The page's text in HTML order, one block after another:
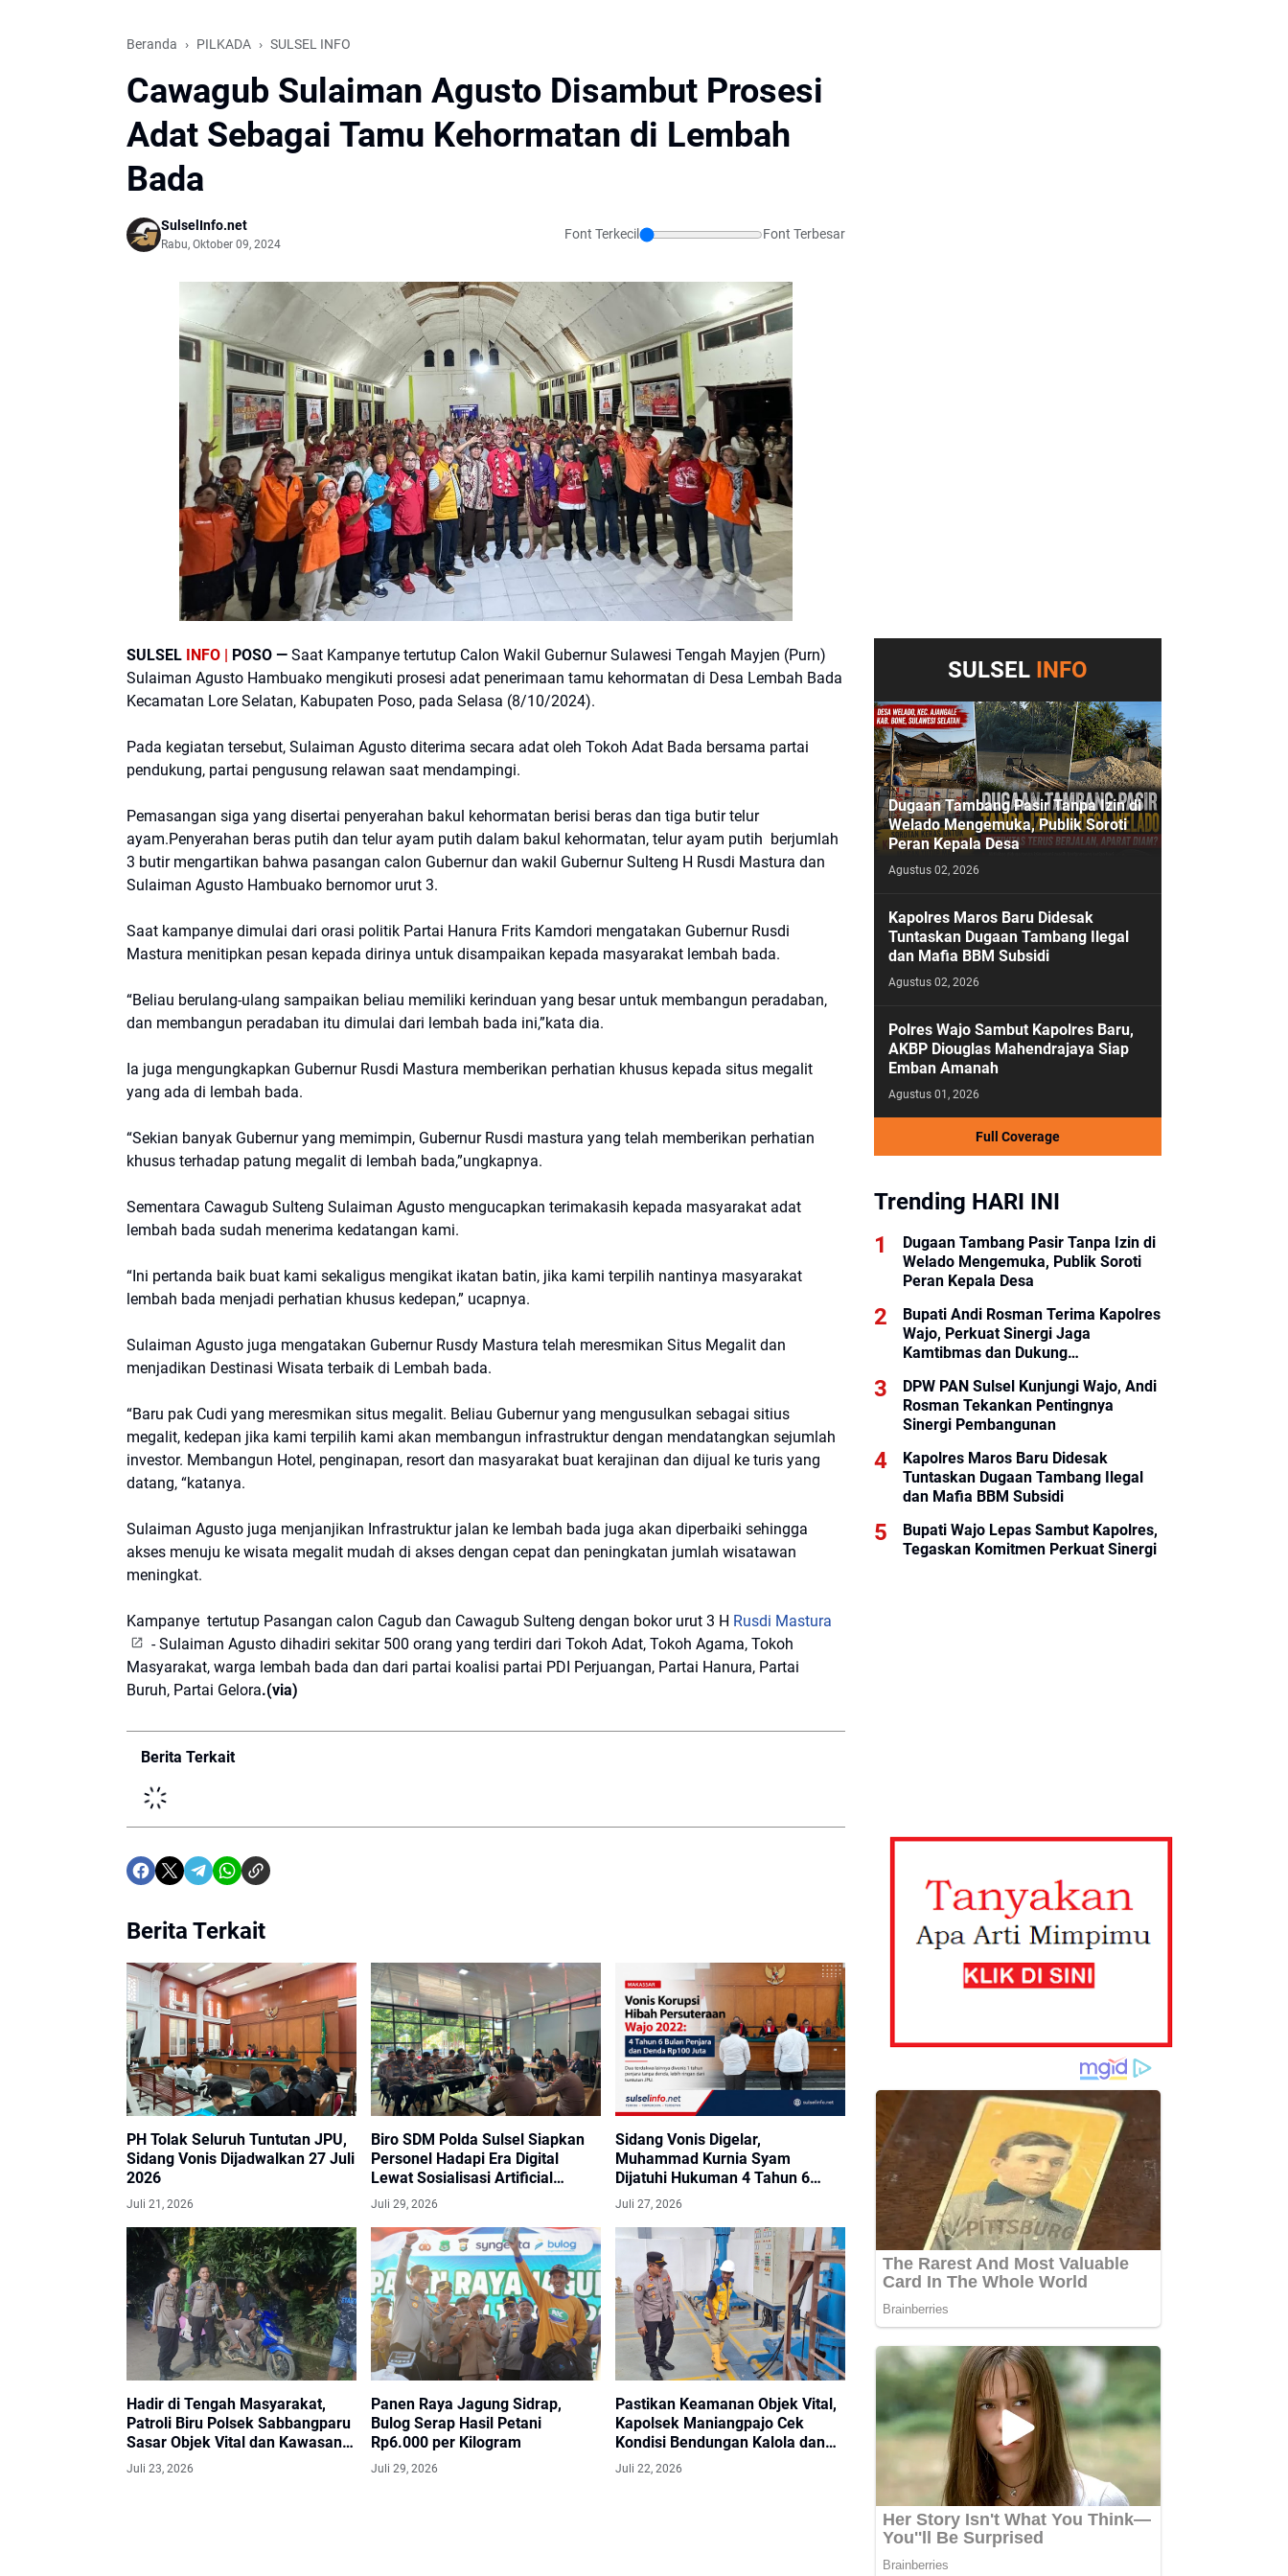
Beranda PILKADA SULSEL INFO
Cawagub Sulaiman Agusto Disambut Prosesi
Adat Sebagai Tamu Kehormatan di Lembah
Bada
SulselInfo.net
Rabu, Oktober 09, 2024
Font Terkecil Font Terbesar
SULSEL INFO | POSO — Saat Kampanye tertutup Calon Wakil Gubernur Sulawesi Tengah Mayjen (Purn)
Sulaiman Agusto Hambuako mengikuti prosesi adat penerimaan tamu kehormatan di Desa Lembah Bada
Kecamatan Lore Selatan, Kabupaten Poso, pada Selasa (8/10/2024).
Pada kegiatan tersebut, Sulaiman Agusto diterima secara adat oleh Tokoh Adat Bada bersama partai
pendukung, partai pengusung relawan saat mendampingi.
Pemasangan siga yang disertai penyerahan bakul kehormatan berisi beras dan tiga butir telur
ayam.Penyerahan beras putih dan telur ayam putih dalam bakul kehormatan, telur ayam putih berjumlah
3 butir mengartikan bahwa pasangan calon Gubernur dan wakil Gubernur Sulteng H Rusdi Mastura dan
Sulaiman Agusto Hambuako bernomor urut 3.
Saat kampanye dimulai dari orasi politik Partai Hanura Frits Kamdori mengatakan Gubernur Rusdi
Mastura menitipkan pesan kepada dirinya untuk disampaikan kepada masyarakat lembah bada.
“Beliau berulang-ulang sampaikan beliau memiliki kerinduan yang besar untuk membangun peradaban,
dan membangun peradaban itu dimulai dari lembah bada ini,”kata dia.
Ia juga mengungkapkan Gubernur Rusdi Mastura memberikan perhatian khusus kepada situs megalit
yang ada di lembah bada.
“Sekian banyak Gubernur yang memimpin, Gubernur Rusdi mastura yang telah memberikan perhatian
khusus terhadap patung megalit di lembah bada,”ungkapnya.
Sementara Cawagub Sulteng Sulaiman Agusto mengucapkan terimakasih kepada masyarakat adat
lembah bada sudah menerima kedatangan kami.
“Ini pertanda baik buat kami sekaligus mengikat ikatan batin, jika kami terpilih nantinya masyarakat
lembah bada menjadi perhatian khusus kedepan,” ucapnya.
Sulaiman Agusto juga mengatakan Gubernur Rusdy Mastura telah meresmikan Situs Megalit dan
menjadikan Destinasi Wisata terbaik di Lembah bada.
“Baru pak Cudi yang meresmikan situs megalit. Beliau Gubernur yang mengusulkan sebagai sitius
megalit, kedepan jika kami terpilih kami akan membangun infrastruktur dengan mendatangkan sejumlah
investor. Membangun Hotel, penginapan, resort dan masyarakat buat kerajinan dan dijual ke turis yang
datang, “katanya.
Sulaiman Agusto juga menjanjikan Infrastruktur jalan ke lembah bada juga akan diperbaiki sehingga
akses menuju ke wisata megalit mudah di akses dengan cepat dan peningkatan jumlah wisatawan
meningkat.
Kampanye tertutup Pasangan calon Cagub dan Cawagub Sulteng dengan bokor urut 3 H Rusdi Mastura
- Sulaiman Agusto dihadiri sekitar 500 orang yang terdiri dari Tokoh Adat, Tokoh Agama, Tokoh
Masyarakat, warga lembah bada dan dari partai koalisi partai PDI Perjuangan, Partai Hanura, Partai
Buruh, Partai Gelora.(via)
Berita Terkait
Berita Terkait
PH Tolak Seluruh Tuntutan JPU,
Sidang Vonis Dijadwalkan 27 Juli
2026
Juli 21, 2026
Biro SDM Polda Sulsel Siapkan
Personel Hadapi Era Digital
Lewat Sosialisasi Artificial
Intelligence
Juli 29, 2026
Sidang Vonis Digelar,
Muhammad Kurnia Syam
Dijatuhi Hukuman 4 Tahun 6
Bulan Penjara
Juli 27, 2026
Hadir di Tengah Masyarakat,
Patroli Biru Polsek Sabbangparu
Sasar Objek Vital dan Kawasan
Rawan
Juli 23, 2026
Panen Raya Jagung Sidrap,
Bulog Serap Hasil Petani
Rp6.000 per Kilogram
Juli 29, 2026
Pastikan Keamanan Objek Vital,
Kapolsek Maniangpajo Cek
Kondisi Bendungan Kalola dan
Koordinasi dengan Petugas
Security
Juli 22, 2026
SULSEL INFO
Dugaan Tambang Pasir Tanpa Izin di
Welado Mengemuka, Publik Soroti
Peran Kepala Desa
Agustus 02, 2026
Kapolres Maros Baru Didesak
Tuntaskan Dugaan Tambang Ilegal
dan Mafia BBM Subsidi
Agustus 02, 2026
Polres Wajo Sambut Kapolres Baru,
AKBP Diouglas Mahendrajaya Siap
Emban Amanah
Agustus 01, 2026
Full Coverage
Trending HARI INI
Dugaan Tambang Pasir Tanpa Izin di
Welado Mengemuka, Publik Soroti
Peran Kepala Desa
Bupati Andi Rosman Terima Kapolres
Wajo, Perkuat Sinergi Jaga
Kamtibmas dan Dukung
DPW PAN Sulsel Kunjungi Wajo, Andi
Rosman Tekankan Pentingnya
Sinergi Pembangunan
Kapolres Maros Baru Didesak
Tuntaskan Dugaan Tambang Ilegal
dan Mafia BBM Subsidi
Bupati Wajo Lepas Sambut Kapolres,
Tegaskan Komitmen Perkuat Sinergi